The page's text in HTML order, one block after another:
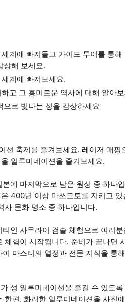
계에 빠져들고 가이드 투어를 통
상해 보세요.
계에 빠져보세요.
고 그 흥미로운 역사에 대해 알아
으로 빛나는 성을 감상하세요
션 축제를 즐겨보세요. 레이저 매
일루미네이션을 즐겨보세요.
에 마지막으로 남은 원성 중 하나
400년 이상 마쓰모토를 지키고
사 문화 명소 중 하나입니다.
인 사무라이 검술 체험으로 여러
체험이 시작됩니다. 준비가 끝나면
마스터의 열정과 전문 지식을 통
성 일루미네이션을 즐길 수 있도
한편, 화려한 일루미네이션을 사진